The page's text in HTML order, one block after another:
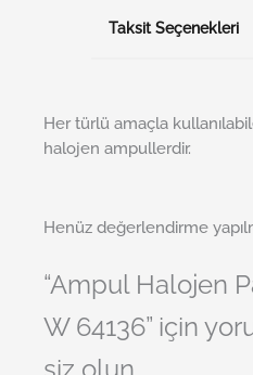
Taksit Seçenekleri
Her türlü amaçla
halojen ampullerdir.
Henüz değerlendirme
“Ampul Halojen
W 64136” için